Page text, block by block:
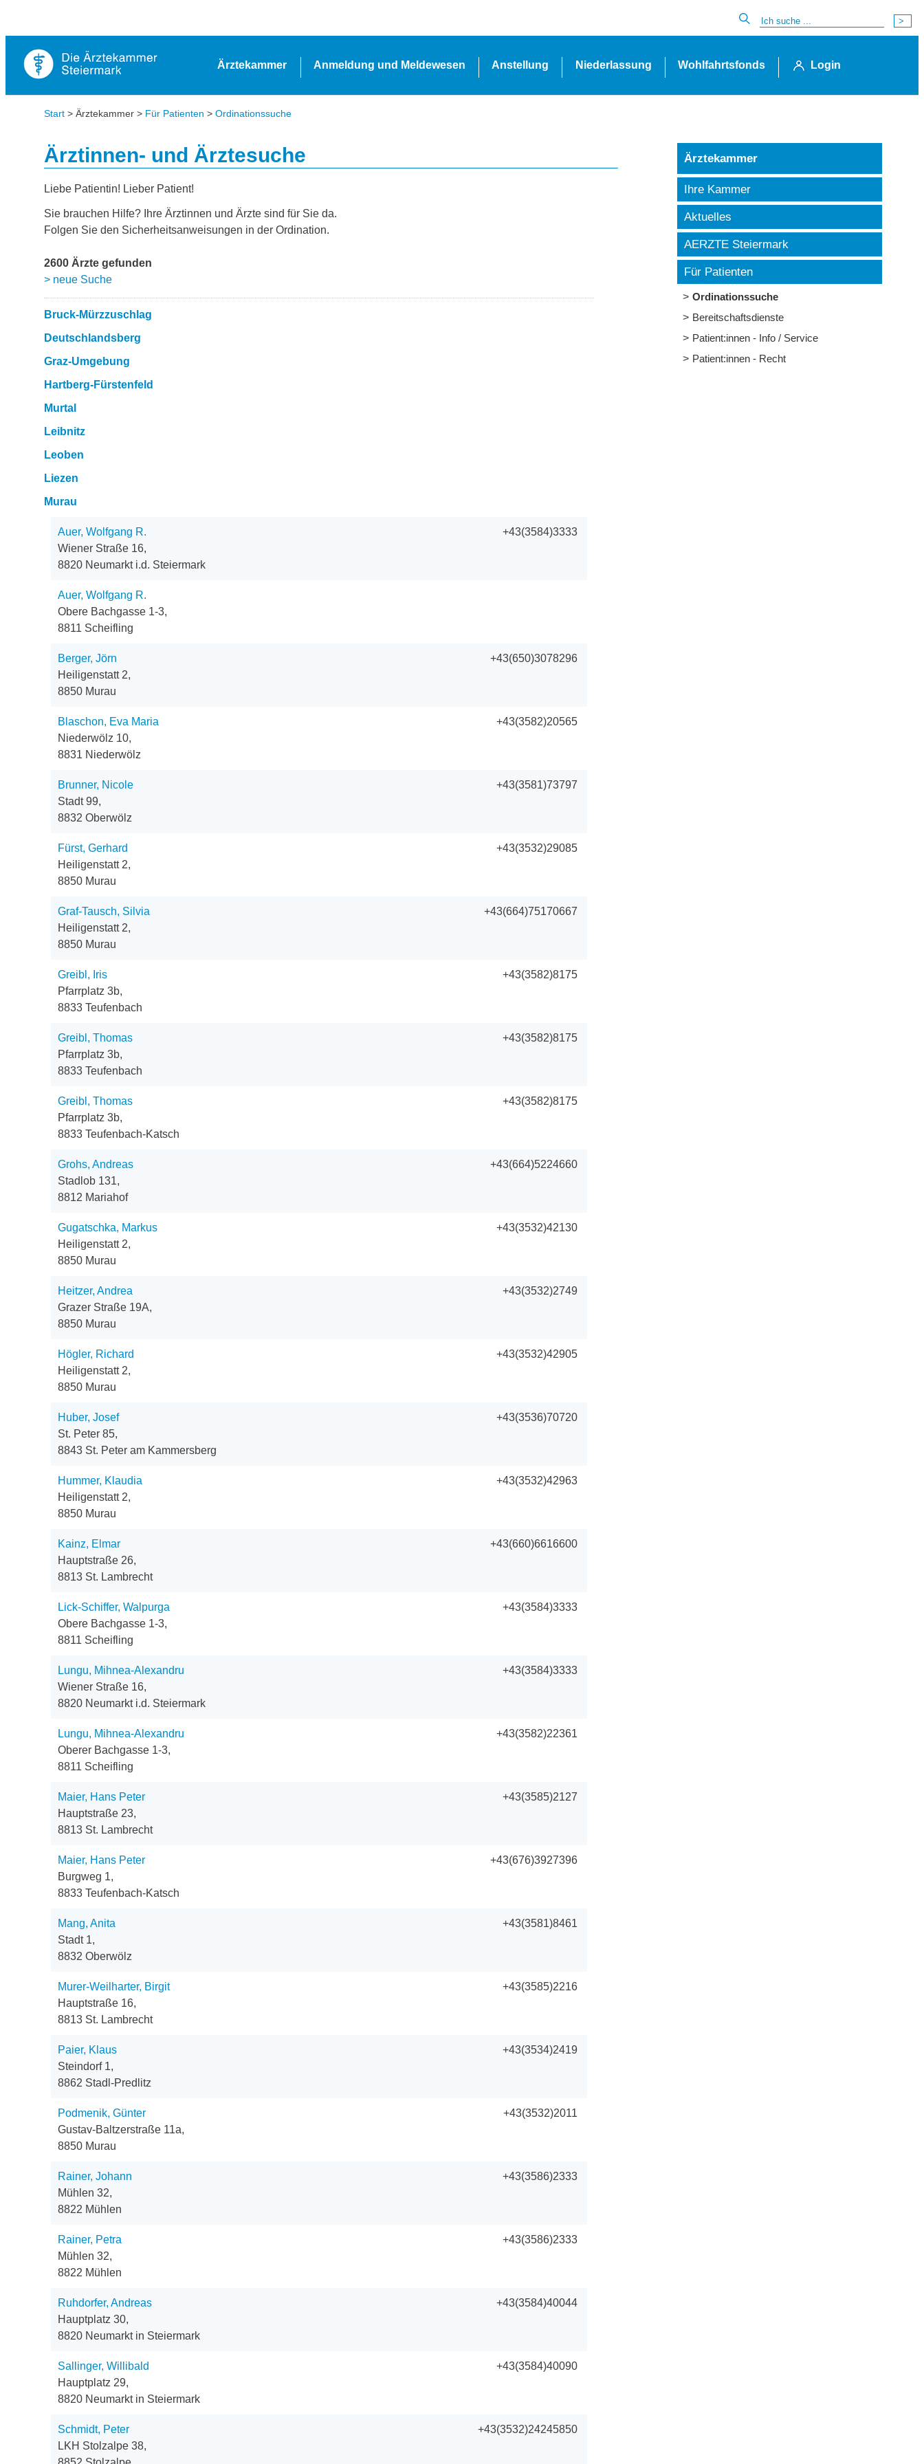
Ärztekammer Anmeldung und Meldewesen Anstellung Niederlassung Wohlfahrtsfonds Login
Start > Ärztekammer > Für Patienten > Ordinationssuche
Ärztinnen- und Ärztesuche
Liebe Patientin! Lieber Patient!
Sie brauchen Hilfe? Ihre Ärztinnen und Ärzte sind für Sie da.
Folgen Sie den Sicherheitsanweisungen in der Ordination.
2600 Ärzte gefunden
> neue Suche
Bruck-Mürzzuschlag
Deutschlandsberg
Graz-Umgebung
Hartberg-Fürstenfeld
Murtal
Leibnitz
Leoben
Liezen
Murau
Auer, Wolfgang R.
+43(3584)3333
Wiener Straße 16,
8820 Neumarkt i.d. Steiermark
Auer, Wolfgang R.
Obere Bachgasse 1-3,
8811 Scheifling
Berger, Jörn
+43(650)3078296
Heiligenstatt 2,
8850 Murau
Blaschon, Eva Maria
+43(3582)20565
Niederwölz 10,
8831 Niederwölz
Brunner, Nicole
+43(3581)73797
Stadt 99,
8832 Oberwölz
Fürst, Gerhard
+43(3532)29085
Heiligenstatt 2,
8850 Murau
Graf-Tausch, Silvia
+43(664)75170667
Heiligenstatt 2,
8850 Murau
Greibl, Iris
+43(3582)8175
Pfarrplatz 3b,
8833 Teufenbach
Greibl, Thomas
+43(3582)8175
Pfarrplatz 3b,
8833 Teufenbach
Greibl, Thomas
+43(3582)8175
Pfarrplatz 3b,
8833 Teufenbach-Katsch
Grohs, Andreas
+43(664)5224660
Stadlob 131,
8812 Mariahof
Gugatschka, Markus
+43(3532)42130
Heiligenstatt 2,
8850 Murau
Heitzer, Andrea
+43(3532)2749
Grazer Straße 19A,
8850 Murau
Högler, Richard
+43(3532)42905
Heiligenstatt 2,
8850 Murau
Huber, Josef
+43(3536)70720
St. Peter 85,
8843 St. Peter am Kammersberg
Hummer, Klaudia
+43(3532)42963
Heiligenstatt 2,
8850 Murau
Kainz, Elmar
+43(660)6616600
Hauptstraße 26,
8813 St. Lambrecht
Lick-Schiffer, Walpurga
+43(3584)3333
Obere Bachgasse 1-3,
8811 Scheifling
Lungu, Mihnea-Alexandru
+43(3584)3333
Wiener Straße 16,
8820 Neumarkt i.d. Steiermark
Lungu, Mihnea-Alexandru
+43(3582)22361
Oberer Bachgasse 1-3,
8811 Scheifling
Maier, Hans Peter
+43(3585)2127
Hauptstraße 23,
8813 St. Lambrecht
Maier, Hans Peter
+43(676)3927396
Burgweg 1,
8833 Teufenbach-Katsch
Mang, Anita
+43(3581)8461
Stadt 1,
8832 Oberwölz
Murer-Weilharter, Birgit
+43(3585)2216
Hauptstraße 16,
8813 St. Lambrecht
Paier, Klaus
+43(3534)2419
Steindorf 1,
8862 Stadl-Predlitz
Podmenik, Günter
+43(3532)2011
Gustav-Baltzerstraße 11a,
8850 Murau
Rainer, Johann
+43(3586)2333
Mühlen 32,
8822 Mühlen
Rainer, Petra
+43(3586)2333
Mühlen 32,
8822 Mühlen
Ruhdorfer, Andreas
+43(3584)40044
Hauptplatz 30,
8820 Neumarkt in Steiermark
Sallinger, Willibald
+43(3584)40090
Hauptplatz 29,
8820 Neumarkt in Steiermark
Schmidt, Peter
+43(3532)24245850
LKH Stolzalpe 38,
Ärztekammer
Ihre Kammer
Aktuelles
AERZTE Steiermark
Für Patienten
Ordinationssuche
Bereitschaftsdienste
Patient:innen - Info / Service
Patient:innen - Recht